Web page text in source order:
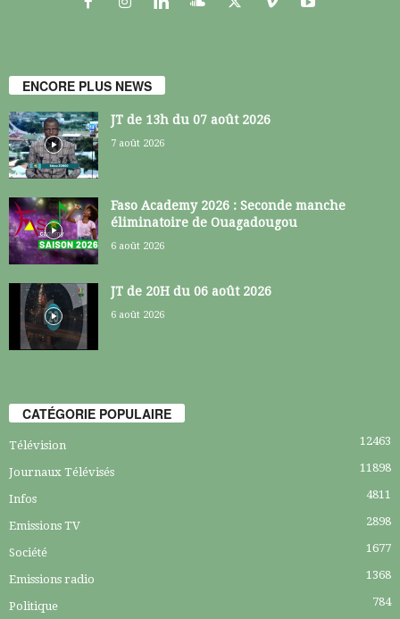
ENCORE PLUS NEWS
JT de 13h du 07 août 2026
7 août 2026
Faso Academy 2026 : Seconde manche
éliminatoire de Ouagadougou
6 août 2026
JT de 20H du 06 août 2026
6 août 2026
CATÉGORIE POPULAIRE
Télévision 12463
Journaux Télévisés 11898
Infos 4811
Emissions TV 2898
Société 1677
Emissions radio 1368
Politique 784